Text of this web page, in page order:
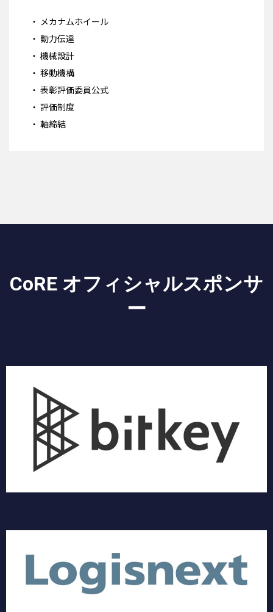
メカナムホイール
動力伝達
機械設計
移動機構
表彰評価委員公式
評価制度
軸締結
CoRE オフィシャルスポンサ
ー